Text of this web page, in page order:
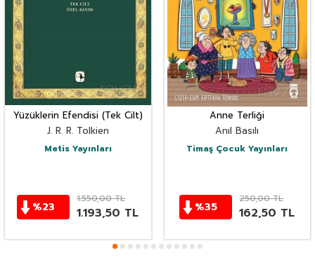
Yüzüklerin Efendisi (Tek Cilt)
J. R. R. Tolkien
Metis Yayınları
%23
1.550,00TL
1.193,50 TL
Anne Terliği
Anıl Basılı
Timaş Çocuk Yayınları
%35
250,00TL
162,50 TL